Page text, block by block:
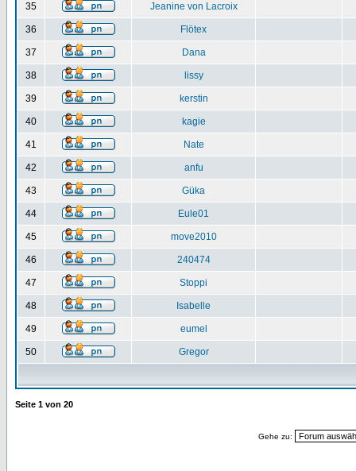
35 Jeanine von Lacroix
36 Flötex
37 Dana
38 lissy
39 kerstin
40 kagie
41 Nate
42 anfu
43 Güka
44 Eule01
45 move2010
46 240474
47 Stoppi
48 Isabelle
49 eumel
50 Gregor
Seite 1 von 20
Gehe zu: